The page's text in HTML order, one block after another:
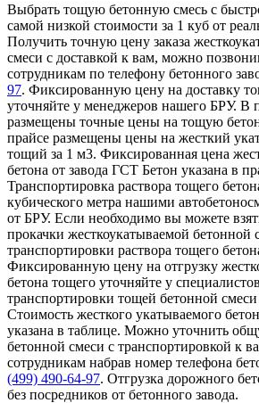
Выбрать тощую бетонную смесь с
самой низкой стоимости за 1 куб от
Получить точную цену заказа
смеси с доставкой к вам, можно
сотрудникам по телефону бетонного
97. Фиксированную цену на доставку
уточняйте у менеджеров нашего БРУ. В
размещены точные цены на тощую
прайсе размещены цены на жесткий
тощий за 1 м3. Фиксированная цена
бетона от завода ГСТ Бетон указана в
Транспортировка раствора тощего
кубического метра нашими
от БРУ. Если необходимо вы можете
прокачки жесткоукатываемой бетонной
транспортировки раствора тощего
Фиксированную цену на отгрузку
бетона тощего уточняйте у
транспортировки тощей бетонной смеси
Стоимость жесткого укатываемого
указана в таблице. Можно уточнить
бетонной смеси с транспортировкой к
сотрудникам набрав номер телефона
(499) 490-64-97. Отгрузка дорожного
без посредников от бетонного завода.